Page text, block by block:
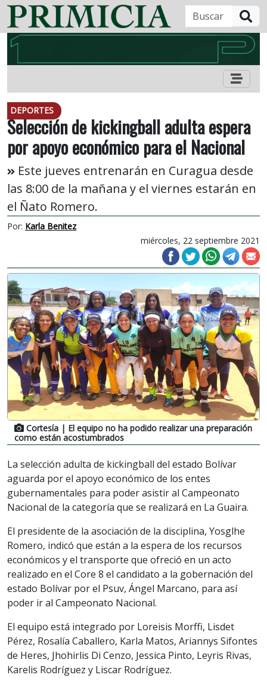
DEPORTES
Selección de kickingball adulta espera
por apoyo económico para el Nacional
Este jueves entrenarán en Curagua desde
las 8:00 de la mañana y el viernes estarán en
el Ñato Romero.
Por: Karla Benitez
miércoles, 22 septiembre 2021
Cortesía | El equipo no ha podido realizar una preparación
como están acostumbrados
La selección adulta de kickingball del estado Bolívar
aguarda por el apoyo económico de los entes
gubernamentales para poder asistir al Campeonato
Nacional de la categoría que se realizará en La Guaira.
El presidente de la asociación de la disciplina, Yosglhe
Romero, indicó que están a la espera de los recursos
económicos y el transporte que ofreció en un acto
realizado en el Core 8 el candidato a la gobernación del
estado Bolívar por el Psuv, Ángel Marcano, para así
poder ir al Campeonato Nacional.
El equipo está integrado por Loreisis Morffi, Lisdet
Pérez, Rosalía Caballero, Karla Matos, Ariannys Sifontes
de Heres, Jhohirlis Di Cenzo, Jessica Pinto, Leyris Rivas,
Karelis Rodríguez y Liscar Rodríguez.